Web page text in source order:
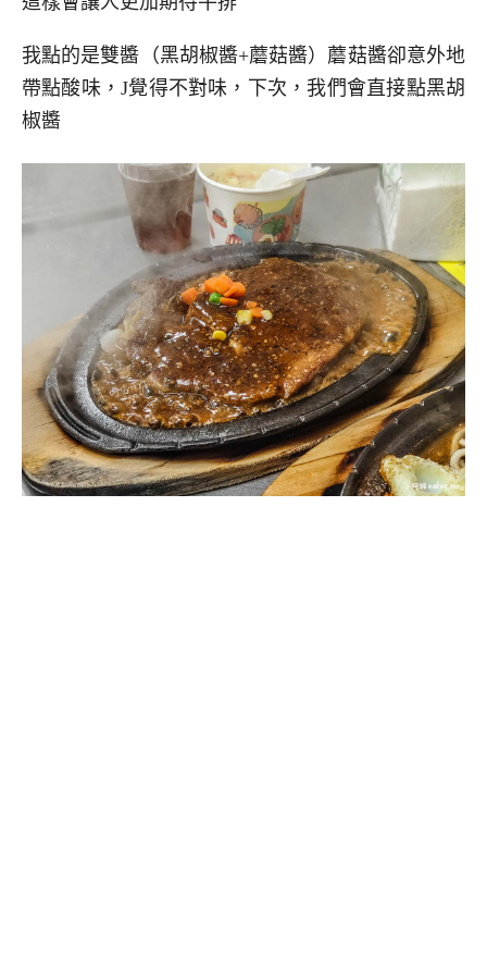
我點的是雙醬（黑胡椒醬+蘑菇醬）蘑菇醬卻意外地
帶點酸味，J覺得不對味，下次，我們會直接點黑胡
椒醬